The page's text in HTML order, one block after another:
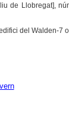
de Llobregat],
del Walden-7